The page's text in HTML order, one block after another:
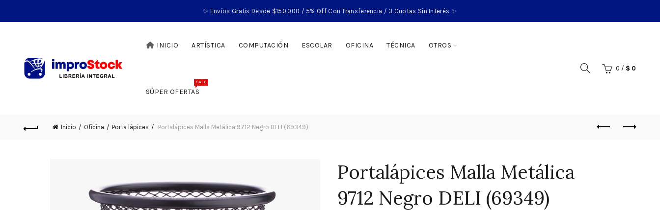
✨ Envíos Gratis Desde $150.000 / 5% Off Con Transferencia / 3 Cuotas Sin Interés ✨
INICIO ARTÍSTICA COMPUTACIÓN ESCOLAR OFICINA TÉCNICA OTROS
SÚPER OFERTAS
SALE
0 / $ 0
Inicio Oficina Porta lápices Portalápices Malla Metálica 9712 Negro DELI (69349)
Portalápices Malla Metálica
9712 Negro DELI (69349)